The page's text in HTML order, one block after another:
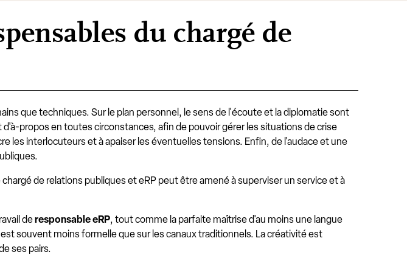
du chargé de
que techniques. Sur le plan personnel, le sens de l'écoute et la diplomatie sont
propos en toutes circonstances, afin de pouvoir gérer les situations de crise
les interlocuteurs et à apaiser les éventuelles tensions. Enfin, de l'audace et une
de relations publiques et eRP peut être amené à superviser un service et à
deresponsable eRP, tout comme la parfaite maîtrise d'au moins une langue
souvent moins formelle que sur les canaux traditionnels. La créativité est
ses pairs.